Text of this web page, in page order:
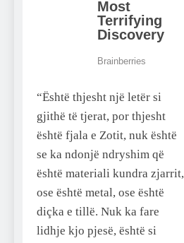
“Është thjesht një letër si
gjithë të tjerat, por thjesht
është fjala e Zotit, nuk është
se ka ndonjë ndryshim që
është materiali kundra zjarrit,
ose është metal, ose është
diçka e tillë. Nuk ka fare
lidhje kjo pjesë, është si